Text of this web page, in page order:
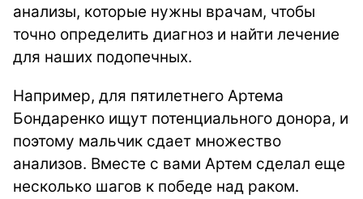
анализы, которые нужны врачам, чтобы
точно определить диагноз и найти лечение
для наших подопечных.
Например, для пятилетнего Артема
Бондаренко ищут потенциального донора, и
поэтому мальчик сдает множество
анализов. Вместе с вами Артем сделал еще
несколько шагов к победе над раком.